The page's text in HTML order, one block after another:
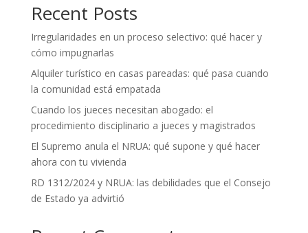
Recent Posts
Irregularidades en un proceso selectivo: qué hacer y
cómo impugnarlas
Alquiler turístico en casas pareadas: qué pasa cuando
la comunidad está empatada
Cuando los jueces necesitan abogado: el
procedimiento disciplinario a jueces y magistrados
El Supremo anula el NRUA: qué supone y qué hacer
ahora con tu vivienda
RD 1312/2024 y NRUA: las debilidades que el Consejo
de Estado ya advirtió